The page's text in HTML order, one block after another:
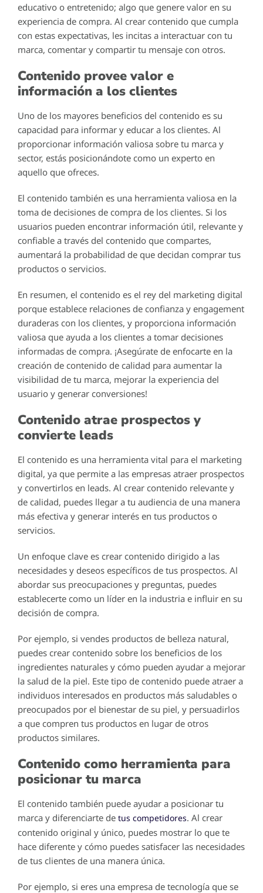
educativo o entretenido; algo que genere valor en su
experiencia de compra. Al crear contenido que cumpla
con estas expectativas, les incitas a interactuar con tu
marca, comentar y compartir tu mensaje con otros.
Contenido provee valor e
información a los clientes
Uno de los mayores beneficios del contenido es su
capacidad para informar y educar a los clientes. Al
proporcionar información valiosa sobre tu marca y
sector, estás posicionándote como un experto en
aquello que ofreces.
El contenido también es una herramienta valiosa en la
toma de decisiones de compra de los clientes. Si los
usuarios pueden encontrar información útil, relevante y
confiable a través del contenido que compartes,
aumentará la probabilidad de que decidan comprar tus
productos o servicios.
En resumen, el contenido es el rey del marketing digital
porque establece relaciones de confianza y engagement
duraderas con los clientes, y proporciona información
valiosa que ayuda a los clientes a tomar decisiones
informadas de compra. ¡Asegúrate de enfocarte en la
creación de contenido de calidad para aumentar la
visibilidad de tu marca, mejorar la experiencia del
usuario y generar conversiones!
Contenido atrae prospectos y
convierte leads
El contenido es una herramienta vital para el marketing
digital, ya que permite a las empresas atraer prospectos
y convertirlos en leads. Al crear contenido relevante y
de calidad, puedes llegar a tu audiencia de una manera
más efectiva y generar interés en tus productos o
servicios.
Un enfoque clave es crear contenido dirigido a las
necesidades y deseos específicos de tus prospectos. Al
abordar sus preocupaciones y preguntas, puedes
establecerte como un líder en la industria e influir en su
decisión de compra.
Por ejemplo, si vendes productos de belleza natural,
puedes crear contenido sobre los beneficios de los
ingredientes naturales y cómo pueden ayudar a mejorar
la salud de la piel. Este tipo de contenido puede atraer a
individuos interesados en productos más saludables o
preocupados por el bienestar de su piel, y persuadirlos
a que compren tus productos en lugar de otros
productos similares.
Contenido como herramienta para
posicionar tu marca
El contenido también puede ayudar a posicionar tu
marca y diferenciarte de tus competidores. Al crear
contenido original y único, puedes mostrar lo que te
hace diferente y cómo puedes satisfacer las necesidades
de tus clientes de una manera única.
Por ejemplo, si eres una empresa de tecnología que se